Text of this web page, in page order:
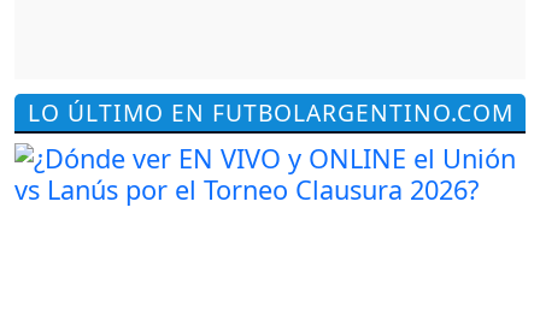
LO ÚLTIMO EN FUTBOLARGENTINO.COM